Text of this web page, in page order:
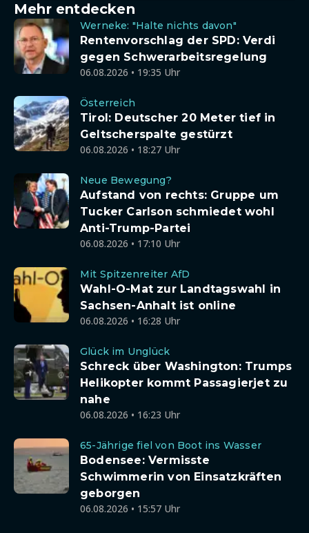
Mehr entdecken
Werneke: "Halte nichts davon"
Rentenvorschlag der SPD: Verdi
gegen Schwerarbeitsregelung
06.08.2026 • 19:35 Uhr
Österreich
Tirol: Deutscher 20 Meter tief in
Geltscherspalte gestürzt
06.08.2026 • 18:27 Uhr
Neue Bewegung?
Aufstand von rechts: Gruppe um
Tucker Carlson schmiedet wohl
Anti-Trump-Partei
06.08.2026 • 17:10 Uhr
Mit Spitzenreiter AfD
Wahl-O-Mat zur Landtagswahl in
Sachsen-Anhalt ist online
06.08.2026 • 16:28 Uhr
Glück im Unglück
Schreck über Washington: Trumps
Helikopter kommt Passagierjet zu
nahe
06.08.2026 • 16:23 Uhr
65-Jährige fiel von Boot ins Wasser
Bodensee: Vermisste
Schwimmerin von Einsatzkräften
geborgen
06.08.2026 • 15:57 Uhr